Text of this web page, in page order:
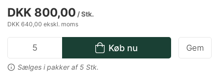
DKK 800,00 / Stk.
DKK 640,00 ekskl. moms
Køb nu
Sælges i pakker af 5 Stk.
Gem